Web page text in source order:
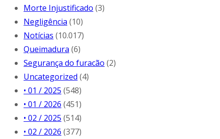
Morte Injustificado (3)
Negligência (10)
Notícias (10.017)
Queimadura (6)
Segurança do furacão (2)
Uncategorized (4)
• 01 / 2025 (548)
• 01 / 2026 (451)
• 02 / 2025 (514)
• 02 / 2026 (377)